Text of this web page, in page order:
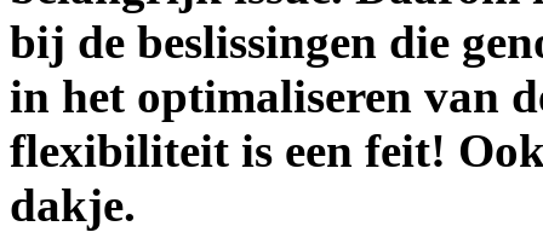
bij de beslissingen die
in het optimaliseren van
flexibiliteit is een feit!
dakje.